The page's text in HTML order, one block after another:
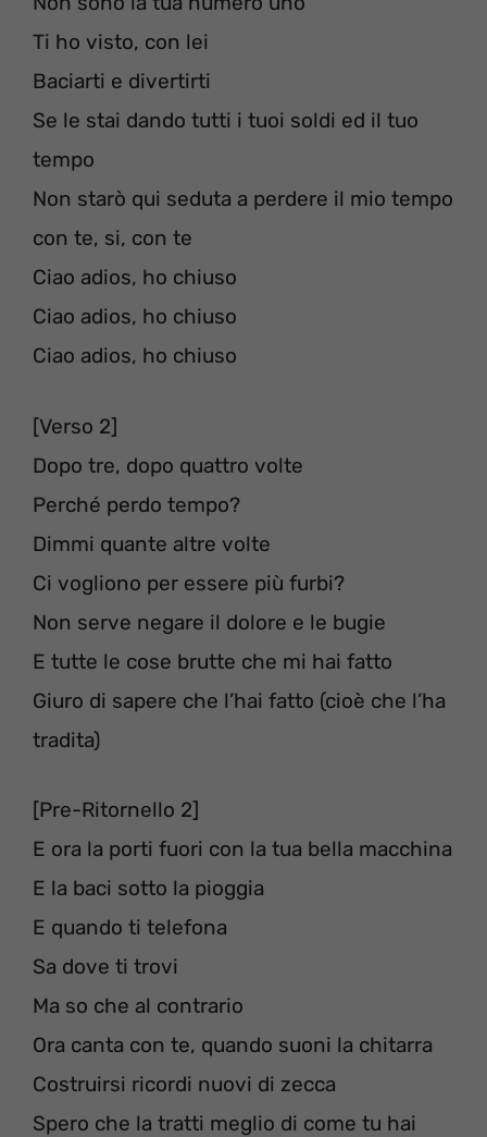
Ti ho visto, con lei
Baciarti e divertirti
Se le stai dando tutti i tuoi soldi ed il tuo
tempo
Non starò qui seduta a perdere il mio tempo
con te, si, con te
Ciao adios, ho chiuso
Ciao adios, ho chiuso
Ciao adios, ho chiuso
[Verso 2]
Dopo tre, dopo quattro volte
Perché perdo tempo?
Dimmi quante altre volte
Ci vogliono per essere più furbi?
Non serve negare il dolore e le bugie
E tutte le cose brutte che mi hai fatto
Giuro di sapere che l’hai fatto (cioè che l’ha
tradita)
[Pre-Ritornello 2]
E ora la porti fuori con la tua bella macchina
E la baci sotto la pioggia
E quando ti telefona
Sa dove ti trovi
Ma so che al contrario
Ora canta con te, quando suoni la chitarra
Costruirsi ricordi nuovi di zecca
Spero che la tratti meglio di come tu hai